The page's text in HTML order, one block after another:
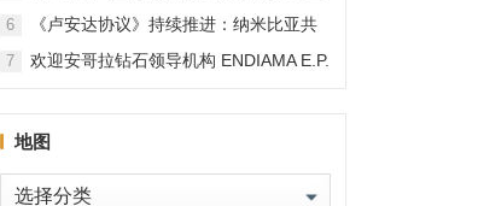
融合新范本
6
《卢安达协议》持续推进：纳米比亚共
和国加入，印度宝石与珠宝出口促进委
员会与迪拜多种商品交易中心启动加入
7
欢迎安哥拉钻石领导机构 ENDIAMA E.P.
地图
地